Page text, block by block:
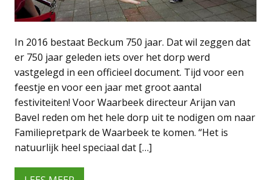
In 2016 bestaat Beckum 750 jaar. Dat wil zeggen dat
er 750 jaar geleden iets over het dorp werd
vastgelegd in een officieel document. Tijd voor een
feestje en voor een jaar met groot aantal
festiviteiten! Voor Waarbeek directeur Arijan van
Bavel reden om het hele dorp uit te nodigen om naar
Familiepretpark de Waarbeek te komen. “Het is
natuurlijk heel speciaal dat […]